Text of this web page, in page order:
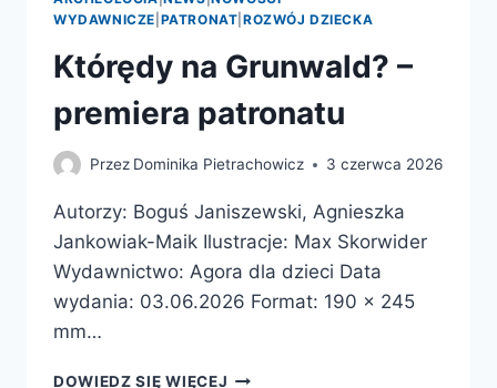
WYDAWNICZE PATRONAT ROZWÓJ DZIECKA
Którędy na Grunwald? –
premiera patronatu
Przez Dominika Pietrachowicz 3 czerwca 2026
Autorzy: Boguś Janiszewski, Agnieszka
Jankowiak-Maik Ilustracje: Max Skorwider
Wydawnictwo: Agora dla dzieci Data
wydania: 03.06.2026 Format: 190 x 245
mm…
DOWIEDZ SIĘ WIĘCEJ KTÓRĘDY